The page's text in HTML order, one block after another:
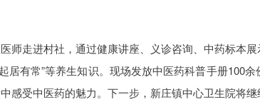
师走进村社，通过健康讲座、义诊咨询、中药标本展
居有常”等养生知识。现场发放中医药科普手册100
感受中医药的魅力。下一步，新庄镇中心卫生院将